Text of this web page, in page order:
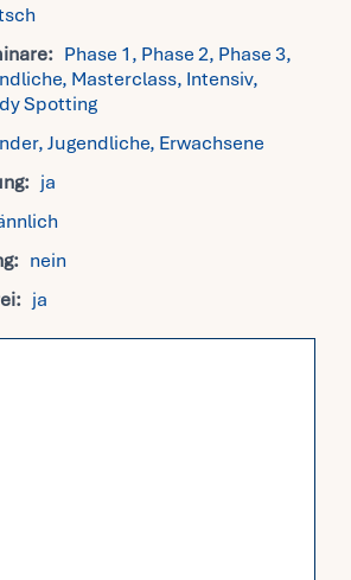
Phase 1, Phase 2, Phase 3,
Masterclass, Intensiv,
Spotting
Jugendliche, Erwachsene
ja
nein
ja